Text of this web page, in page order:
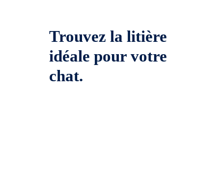
Trouvez la litière
idéale pour votre
chat.